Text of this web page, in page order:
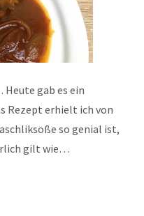
gab es ein
Rezept erhielt ich von
so genial ist,
gilt wie…